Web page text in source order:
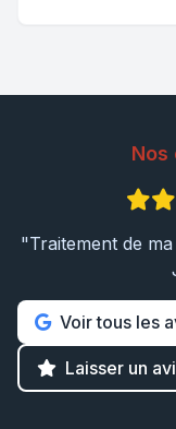
Nos
"Traitement de
Voir tous les
Laisser un